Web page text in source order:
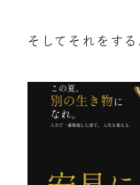
そしてそれをす